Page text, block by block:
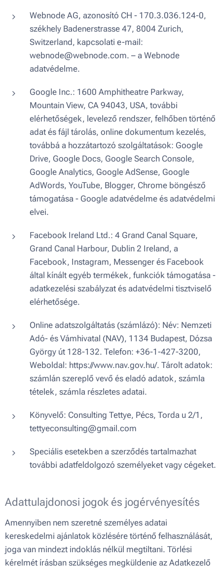
Webnode AG, azonosító CH - 170.3.036.124-0,
székhely Badenerstrasse 47, 8004 Zurich,
Switzerland, kapcsolati e-mail:
webnode@webnode.com. – a Webnode
adatvédelme.
Google Inc.: 1600 Amphitheatre Parkway,
Mountain View, CA 94043, USA, további
elérhetőségek, levelező rendszer, felhőben történő
adat és fájl tárolás, online dokumentum kezelés,
továbbá a hozzátartozó szolgáltatások: Google
Drive, Google Docs, Google Search Console,
Google Analytics, Google AdSense, Google
AdWords, YouTube, Blogger, Chrome böngésző
támogatása - Google adatvédelme és adatvédelmi
elvei.
Facebook Ireland Ltd.: 4 Grand Canal Square,
Grand Canal Harbour, Dublin 2 Ireland, a
Facebook, Instagram, Messenger és Facebook
által kínált egyéb termékek, funkciók támogatása -
adatkezelési szabályzat és adatvédelmi tisztviselő
elérhetősége.
Online adatszolgáltatás (számlázó): Név: Nemzeti
Adó- és Vámhivatal (NAV), 1134 Budapest, Dózsa
György út 128-132. Telefon: +36-1-427-3200,
Weboldal: https://www.nav.gov.hu/. Tárolt adatok:
számlán szereplő vevő és eladó adatok, számla
tételek, számla részletes adatai.
Könyvelő: Consulting Tettye, Pécs, Torda u 2/1,
tettyeconsulting@gmail.com
Speciális esetekben a szerződés tartalmazhat
további adatfeldolgozó személyeket vagy cégeket.
Adattulajdonosi jogok és jogérvényesítés
Amennyiben nem szeretné személyes adatai
kereskedelmi ajánlatok közlésére történő felhasználását,
joga van mindezt indoklás nélkül megtiltani. Törlési
kérelmét írásban szükséges megküldenie az Adatkezelő